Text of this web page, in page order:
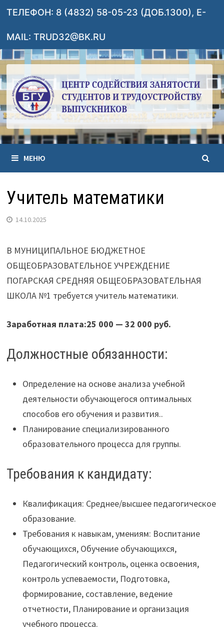
Перейти
содержимому
ТЕЛЕФОН: 8 (4832) 58-05-23 (ДОБ.1300), E-
MAIL: TRUD32@BK.RU
МЕНЮ
Учитель математики
14.10.2025
В МУНИЦИПАЛЬНОЕ БЮДЖЕТНОЕ
ОБЩЕОБРАЗОВАТЕЛЬНОЕ УЧРЕЖДЕНИЕ
ПОГАРСКАЯ СРЕДНЯЯ ОБЩЕОБРАЗОВАТЕЛЬНАЯ
ШКОЛА №1 требуется учитель математики.
Заработная плата:25 000 — 32 000 руб.
Должностные обязанности:
Определение на основе анализа учебной
деятельности обучающегося оптимальных
способов его обучения и развития..
Планирование специализированного
образовательного процесса для группы.
Требования к кандидату:
Квалификация: Среднее/высшее педагогическое
образование.
Требования к навыкам, умениям: Воспитание
обучающихся, Обучение обучающихся,
Педагогический контроль, оценка освоения,
контроль успеваемости, Подготовка,
формирование, составление, ведение
отчетности, Планирование и организация
учебного процесса.